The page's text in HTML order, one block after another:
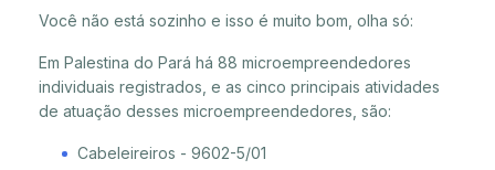
Você não está sozinho e isso é muito bom, olha só:
Em Palestina do Pará há 88 microempreendedores
individuais registrados, e as cinco principais atividades
de atuação desses microempreendedores, são:
Cabeleireiros - 9602-5/01